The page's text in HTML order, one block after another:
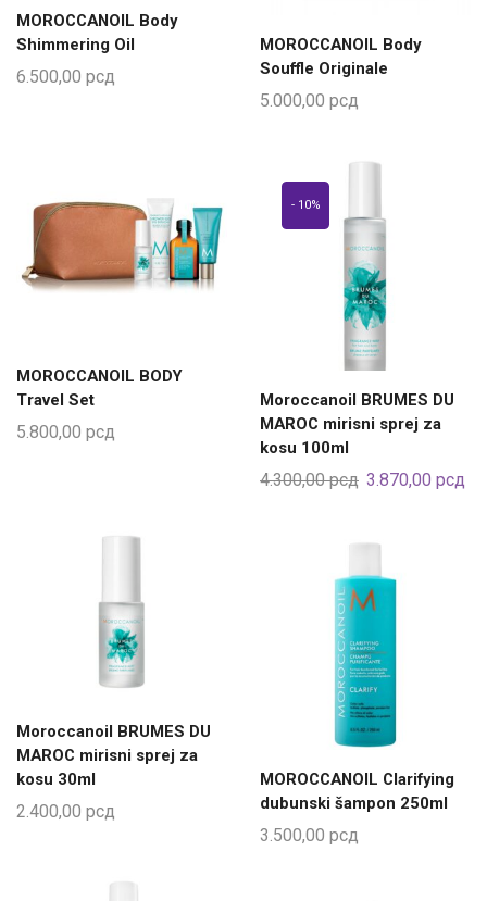
MOROCCANOIL Body
Shimmering Oil
6.500,00 рсд
MOROCCANOIL Body
Souffle Originale
5.000,00 рсд
MOROCCANOIL BODY
Travel Set
5.800,00 рсд
- 10%
Moroccanoil BRUMES DU
MAROC mirisni sprej za
kosu 100ml
4.300,00рсд 3.870,00 рсд
Moroccanoil BRUMES DU
MAROC mirisni sprej za
kosu 30ml
2.400,00 рсд
MOROCCANOIL Clarifying
dubunski šampon 250ml
3.500,00 рсд